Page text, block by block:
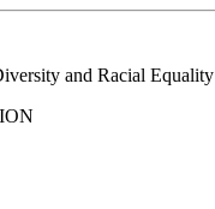
and Racial Equality